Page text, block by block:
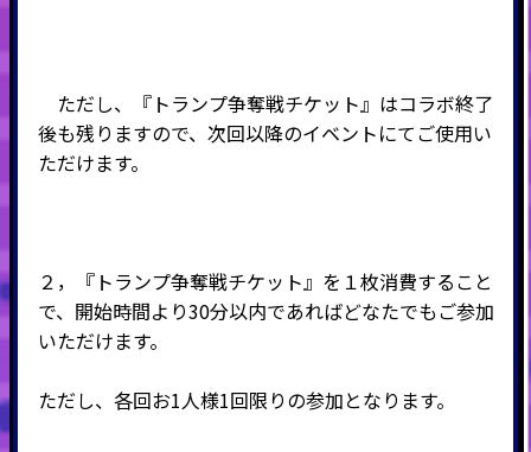
ただし、『トランプ争奪戦チケット』はコラボ終了
後も残りますので、次回以降のイベントにてご使用い
ただけます。
２，『トランプ争奪戦チケット』を１枚消費すること
で、開始時間より30分以内であればどなたでもご参加
いただけます。
ただし、各回お1人様1回限りの参加となります。